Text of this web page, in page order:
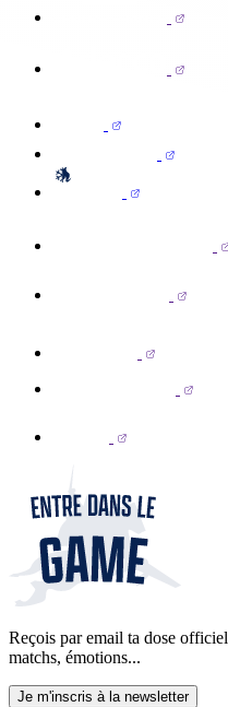
Reçois par email ta dose
matchs, émotions...
Je m'inscris à la newsletter